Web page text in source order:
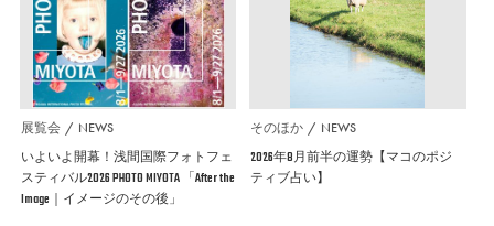
展覧会 NEWS
いよいよ開幕！浅間国際フォトフェ
スティバル2026 PHOTO MIYOTA 「After the
Image｜イメージのその後」
そのほか NEWS
2026年8月前半の運勢【マコのポジ
ティブ占い】